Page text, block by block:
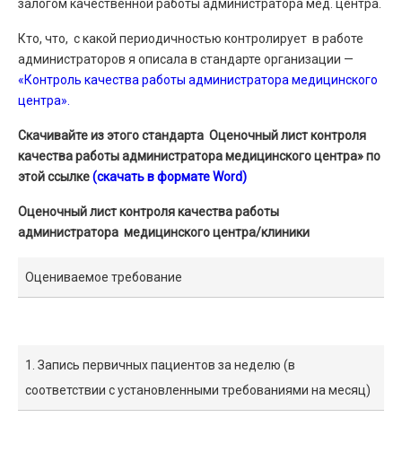
залогом качественной работы администратора мед. центра.
Кто, что, с какой периодичностью контролирует в работе
администраторов я описала в стандарте организации —
«Контроль качества работы администратора медицинского
центра».
Скачивайте из этого стандарта Оценочный лист контроля
качества работы администратора медицинского центра» по
этой ссылке(скачать в формате Word)
Оценочный лист контроля качества работы
администратора медицинского центра/клиники
Оцениваемое требование
1. Запись первичных пациентов за неделю (в
соответствии с установленными требованиями на месяц)